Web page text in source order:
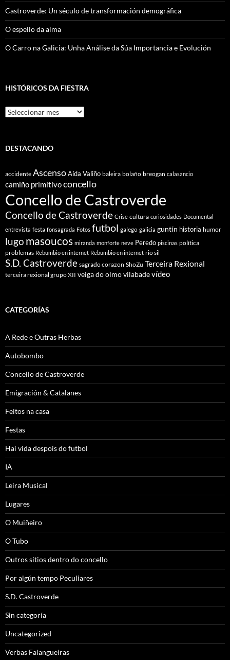
Castroverde: Un século de transformación demográfica
O espello da alma
O Carro na Galicia: Unha Análise da Súa Importancia e Evolución
HISTÓRICOS DA FIESTRA
Históricos
Da
DESTACANDO
accidente AscensoAída Valiño baleira bolaño breogan calasancio
camiño primitivoconcello
Concello de Castroverde
Concello de Castroverde Crise cultura curiosidades Documental
entrevista festa fonsagrada Fotos futbol galego galicia guntín historia humor
lugo masoucos miranda monforte neve Peredo piscinas política
problemas Rebumbio en internet Rebumbio en internet rio sil
S.D. Castroverde sagrado corazon ShoZu Terceira Rexional
terceira rexional grupo XII veiga do olmovilabadevídeo
CATEGORÍAS
A Rede e Outras Herbas
Autobombo
Concello de Castroverde
Emigración & Catalanes
Feitos na casa
Festas
Hai vida despois do futbol
IA
Leira Musical
Lugares
O Muiñeiro
O Tubo
Outros sitios dentro do concello
Por algún tempo Peculiares
S.D. Castroverde
Sin categoría
Uncategorized
Verbas Falangueiras